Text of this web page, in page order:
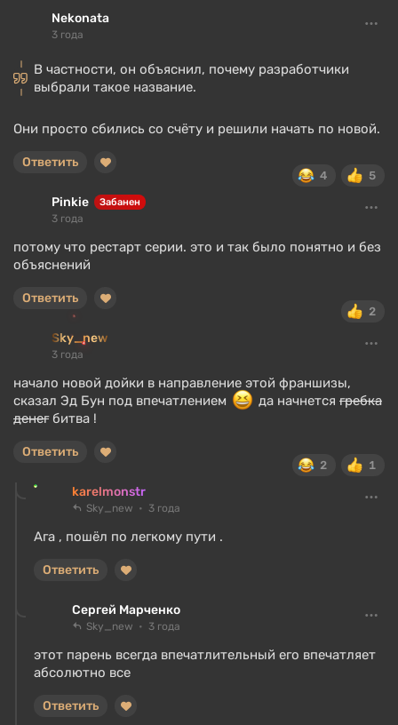
Nekonata
3 года
В частности, он объяснил, почему разработчики
выбрали такое название.
Они просто сбились со счёту и решили начать по новой.
4 5
Ответить
Pinkie Забанен
3 года
потому что рестарт серии. это и так было понятно и без
объяснений
2
Ответить
Sky_new
3 года
начало новой дойки в направление этой франшизы,
сказал Эд Бун под впечатлением
да начнется гребка
денегбитва !
2 1
Ответить
karelmonstr
Sky_new 3 года
Ага , пошёл по легкому пути .
Ответить
Сергей Марченко
Sky_new 3 года
этот парень всегда впечатлительный его впечатляет
абсолютно все
Ответить